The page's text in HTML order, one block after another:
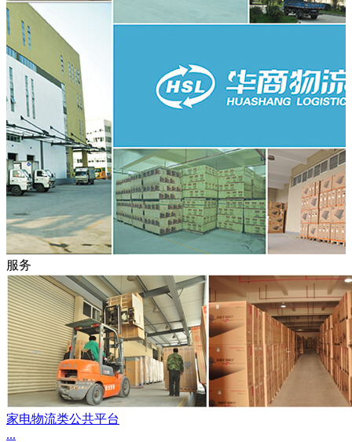
服务
家电物流类公共平台
...